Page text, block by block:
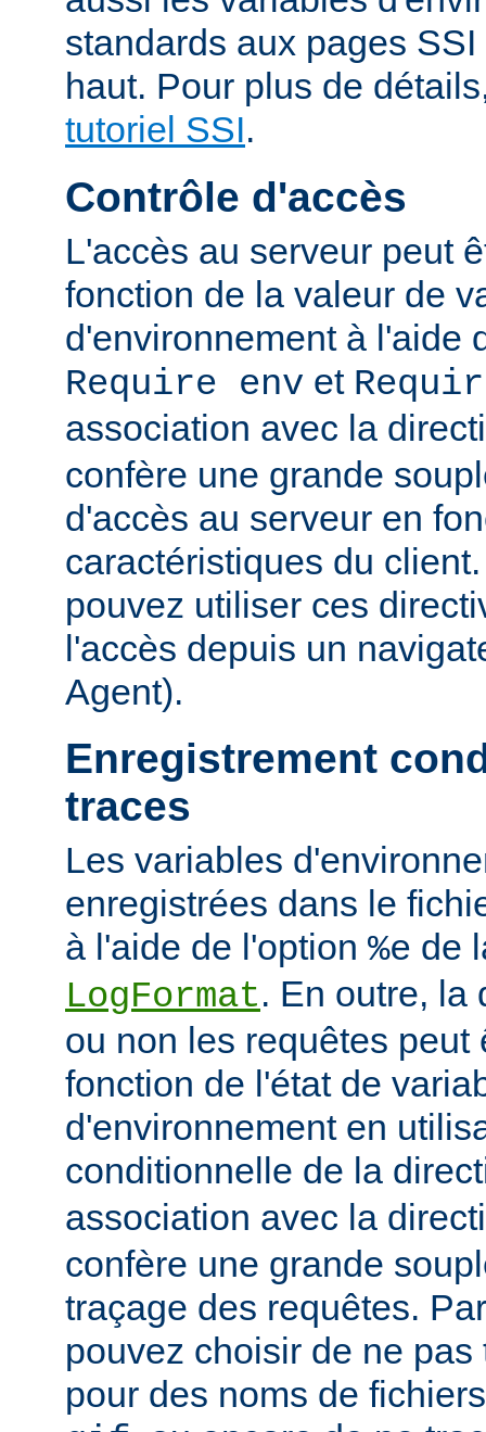
standards aux pages
haut. Pour plus de
tutoriel SSI.
Contrôle d'accès
L'accès au serveur peut
fonction de la valeur de
d'environnement à l'aide
Require env et
association avec la
confère une grande
d'accès au serveur en
caractéristiques du
pouvez utiliser ces
l'accès depuis un
Agent).
Enregistrement
traces
Les variables
enregistrées dans le
à l'aide de l'option %e de
LogFormat. En outre, la
ou non les requêtes peut
fonction de l'état de
d'environnement en
conditionnelle de la
association avec la
confère une grande
traçage des requêtes.
pouvez choisir de ne
pour des noms de